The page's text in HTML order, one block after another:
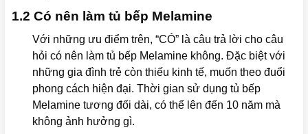
1.2 Có nên làm tủ bếp Melamine
Với những ưu điểm trên, “CÓ” là câu trả lời cho câu
hỏi có nên làm tủ bếp Melamine không. Đặc biệt với
những gia đình trẻ còn thiếu kinh tế, muốn theo đuổi
phong cách hiện đại. Thời gian sử dụng tủ bếp
Melamine tương đối dài, có thể lên đến 10 năm mà
không ảnh hưởng gì.